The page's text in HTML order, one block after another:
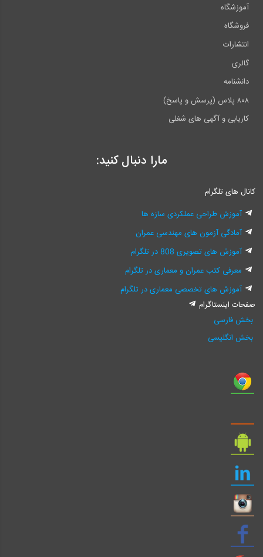
آموزشگاه
فروشگاه
انتشارات
گالری
دانشنامه
۸۰۸ پلاس (پرسش و پاسخ)
کاریابی و آگهی های شغلی
مارا دنبال کنید:
کانال های تلگرام
آموزش طراحی عملکردی سازه ها
آمادگی آزمون های مهندسی عمران
آموزش های تصویری 808 در تلگرام
معرفی کتب عمران و معماری در تلگرام
آموزش های تخصصی معماری در تلگرام
صفحات اینستاگرام
بخش فارسی
بخش انگلیسی